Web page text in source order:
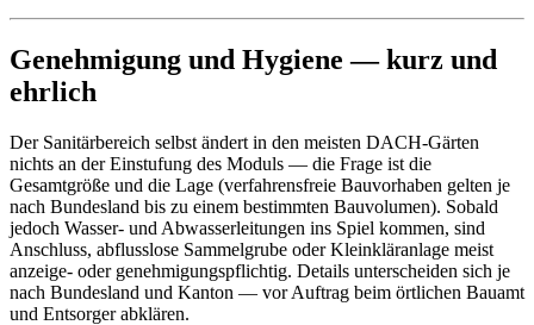
Genehmigung und Hygiene — kurz und
ehrlich
Der Sanitärbereich selbst ändert in den meisten DACH-Gärten
nichts an der Einstufung des Moduls — die Frage ist die
Gesamtgröße und die Lage (verfahrensfreie Bauvorhaben gelten je
nach Bundesland bis zu einem bestimmten Bauvolumen). Sobald
jedoch Wasser- und Abwasserleitungen ins Spiel kommen, sind
Anschluss, abflusslose Sammelgrube oder Kleinkläranlage meist
anzeige- oder genehmigungspflichtig. Details unterscheiden sich je
nach Bundesland und Kanton — vor Auftrag beim örtlichen Bauamt
und Entsorger abklären.